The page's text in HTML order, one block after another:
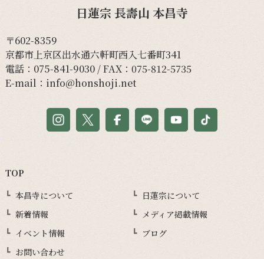
日蓮宗 長壽山 本昌寺
〒602-8359
京都市上京区出水通六軒町西入七番町341
電話： 075-841-9030/ FAX：075-812-5735
E-mail： info@honshoji.net
TOP
本昌寺について
日蓮宗について
新着情報
メディア掲載情報
イベント情報
ブログ
お問い合わせ